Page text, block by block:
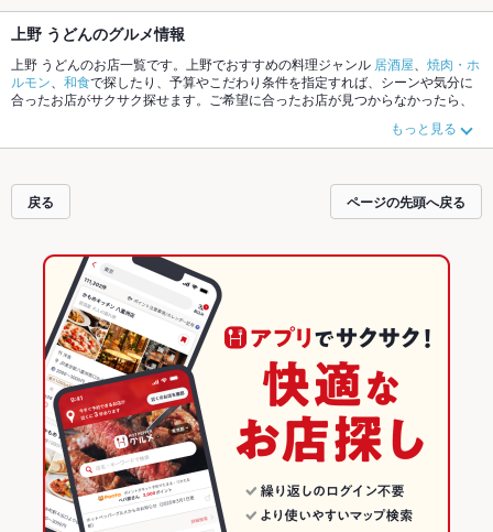
上野 うどんのグルメ情報
上野 うどんのお店一覧です。上野でおすすめの料理ジャンル 居酒屋
焼肉・ホ
ルモン
和食で探したり、予算やこだわり条件を指定すれば、シーンや気分に
合ったお店がサクサク探せます。ご希望に合ったお店が見つからなかったら、
からあげ、馬刺
し、お茶漬けや季節のおすすめ料理など、お店の最新情報をご紹介しているの
どうしの飲み会にも、会社の宴会にも、デートやパーティーにもお得に便利に
ホットペッパーグルメをご利用ください。
もっと見る
戻る ページの先頭へ戻る